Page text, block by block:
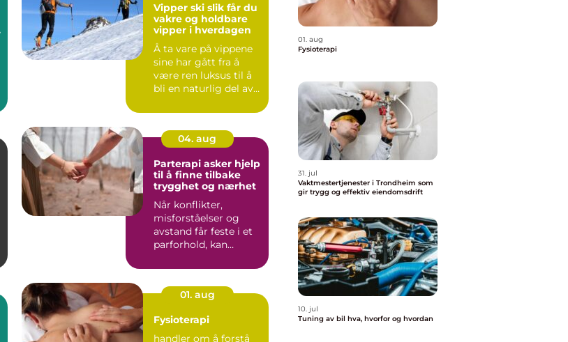
Vipper ski slik får du
vakre og holdbare
vipper i hverdagen
Å ta vare på vippene
sine har gått fra å
være ren luksus til å
bli en naturlig del av
04. aug
Parterapi asker hjelp
til å finne tilbake
trygghet og nærhet
Når konflikter,
misforståelser og
avstand får feste i et
parforhold, kan
utrygg o...
01. aug
Fysioterapi
handler om å forstå
01. aug
Fysioterapi
31. jul
Vaktmestertjenester i Trondheim som
gir trygg og effektiv eiendomsdrift
10. jul
Tuning av bil hva, hvorfor og hvordan